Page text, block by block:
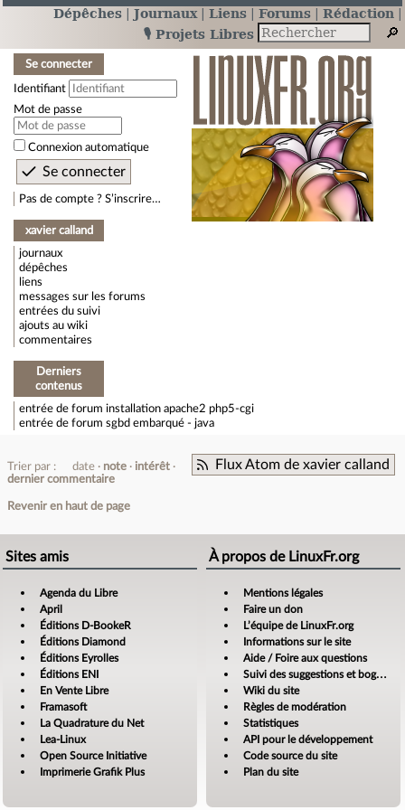
Dépêches Journaux Liens Forums
Rédaction
🎙️ Projets Libres
Se connecter
Identifiant
Mot de passe
Connexion automatique
Pas de compte ? S’inscrire…
xavier calland
journaux
dépêches
liens
messages sur les forums
entrées du suivi
ajouts au wiki
commentaires
Derniers
contenus
entrée de forum installation apache2 php5-cgi
entrée de forum sgbd embarqué - java
Flux Atom de xavier calland
Trier par : date note
intérêt
dernier commentaire
Revenir en haut de page
Sites amis
Agenda du Libre
April
Éditions D-BookeR
Éditions Diamond
Éditions Eyrolles
Éditions ENI
En Vente Libre
Framasoft
La Quadrature du Net
Lea-Linux
Open Source Initiative
Imprimerie Grafik Plus
À propos de LinuxFr.org
Mentions légales
Faire un don
L’équipe de LinuxFr.org
Informations sur le site
Aide / Foire aux questions
Suivi des suggestions et bogues
Wiki du site
Règles de modération
Statistiques
API pour le développement
Code source du site
Plan du site